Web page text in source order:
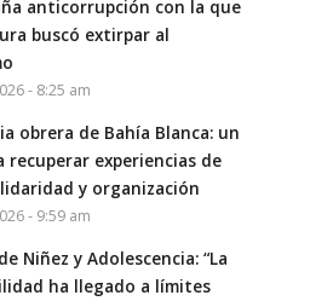
anticorrupción con la que
buscó extirpar al
- 8:25 am
obrera de Bahía Blanca: un
recuperar experiencias de
y organización
- 9:59 am
Niñez y Adolescencia: “La
ha llegado a límites